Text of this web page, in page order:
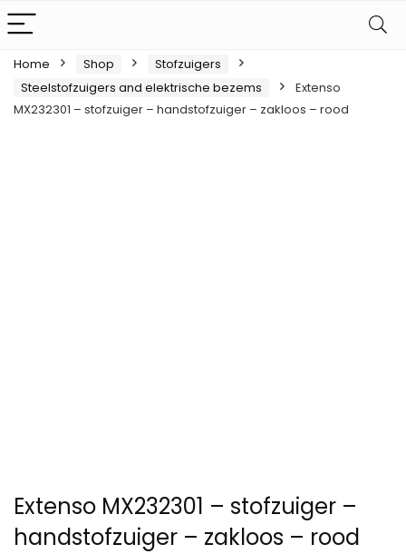
Home Shop
Stofzuigers
Steelstofzuigers and elektrische bezems
Extenso
MX232301 – stofzuiger – handstofzuiger – zakloos – rood
Extenso MX232301 – stofzuiger –
handstofzuiger – zakloos – rood